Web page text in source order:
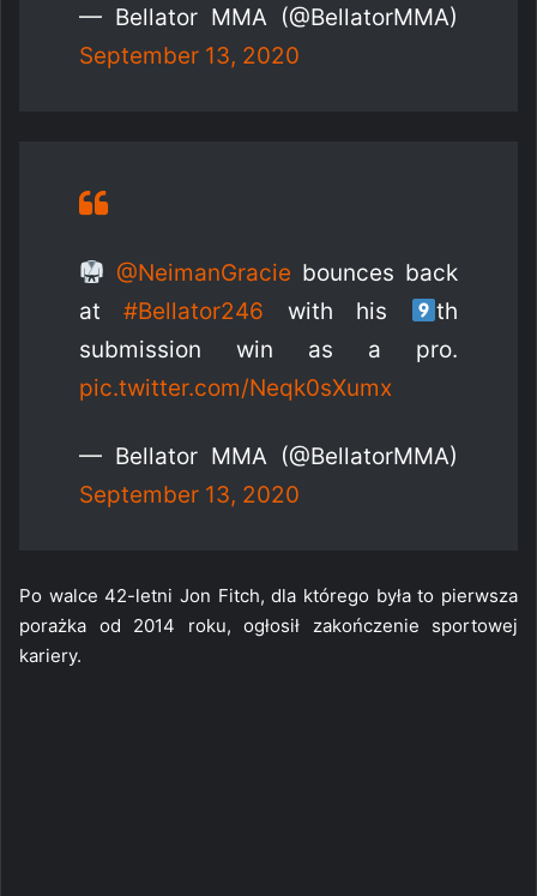
— Bellator MMA (@BellatorMMA)
September 13, 2020
@NeimanGracie bounces back
at#Bellator246 with his
th
submission win as a pro.
pic.twitter.com/Neqk0sXumx
— Bellator MMA (@BellatorMMA)
September 13, 2020
Po walce 42-letni Jon Fitch, dla którego była to pierwsza
porażka od 2014 roku, ogłosił zakończenie sportowej
kariery.